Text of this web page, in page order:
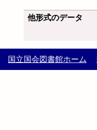
他形式のデータ
国立国会図書館ホーム